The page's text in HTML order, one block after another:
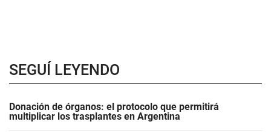
SEGUÍ LEYENDO
Donación de órganos: el protocolo que permitirá
multiplicar los trasplantes en Argentina